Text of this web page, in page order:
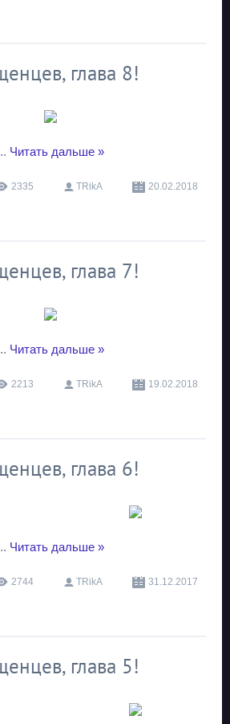
глава 8!
Читать дальше »
2335 TRikA
20.02.2018
глава 7!
Читать дальше »
2213 TRikA
19.02.2018
глава 6!
Читать дальше »
2744 TRikA
31.12.2017
глава 5!